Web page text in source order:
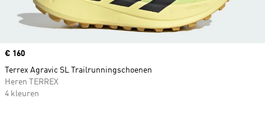
Price
€ 160
Terrex Agravic SL Trailrunningschoenen
Heren TERREX
4 kleuren